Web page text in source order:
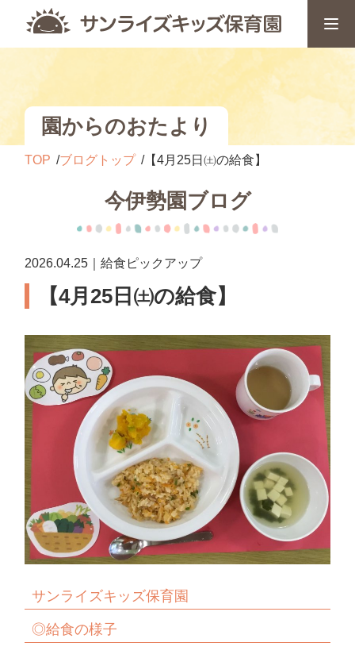
園からのおたより
TOP ブログトップ 【4月25日㈯の給食】
今伊勢園ブログ
2026.04.25｜給食ピックアップ
【4月25日㈯の給食】
サンライズキッズ保育園
◎給食の様子